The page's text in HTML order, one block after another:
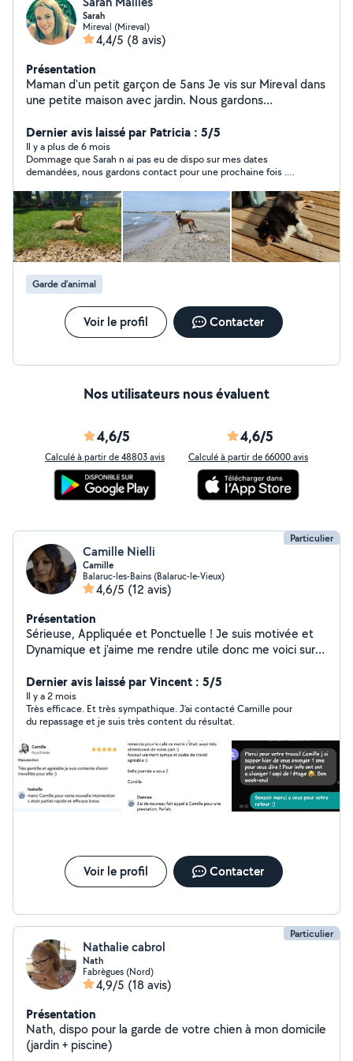
Sarah
Mireval (Mireval)
4,4/5 (8 avis)
Présentation
Maman d'un petit garçon de 5ans Je vis sur Mireval dans
une petite maison avec jardin. Nous gardons
de leur propriétaires
Dernier avis laissé par Patricia : 5/5
Il y a plus de 6 mois
Dommage que Sarah n ai pas eu de dispo sur mes dates
demandées, nous gardons contact pour une prochaine fois .
Garde d’animal
Voir le profil Contacter
Nos utilisateurs nous évaluent
4,6/5
Calculé à partir de 48803 avis
4,6/5
Calculé à partir de 66000 avis
Particulier
Camille Nielli
Camille
Balaruc-les-Bains (Balaruc-le-Vieux)
4,6/5 (12 avis)
Présentation
Sérieuse, Appliquée et Ponctuelle ! Je suis motivée et
Dynamique et j'aime me rendre utile donc me voici sur
Repassage
Dernier avis laissé par Vincent : 5/5
Il y a 2 mois
Très efficace. Et très sympathique. J’ai contacté Camille pour
du repassage et je suis très content du résultat.
Voir le profil Contacter
Particulier
Nathalie cabrol
Nath
Fabrègues (Nord)
4,9/5 (18 avis)
Présentation
Nath, dispo pour la garde de votre chien à mon domicile
(jardin + piscine)